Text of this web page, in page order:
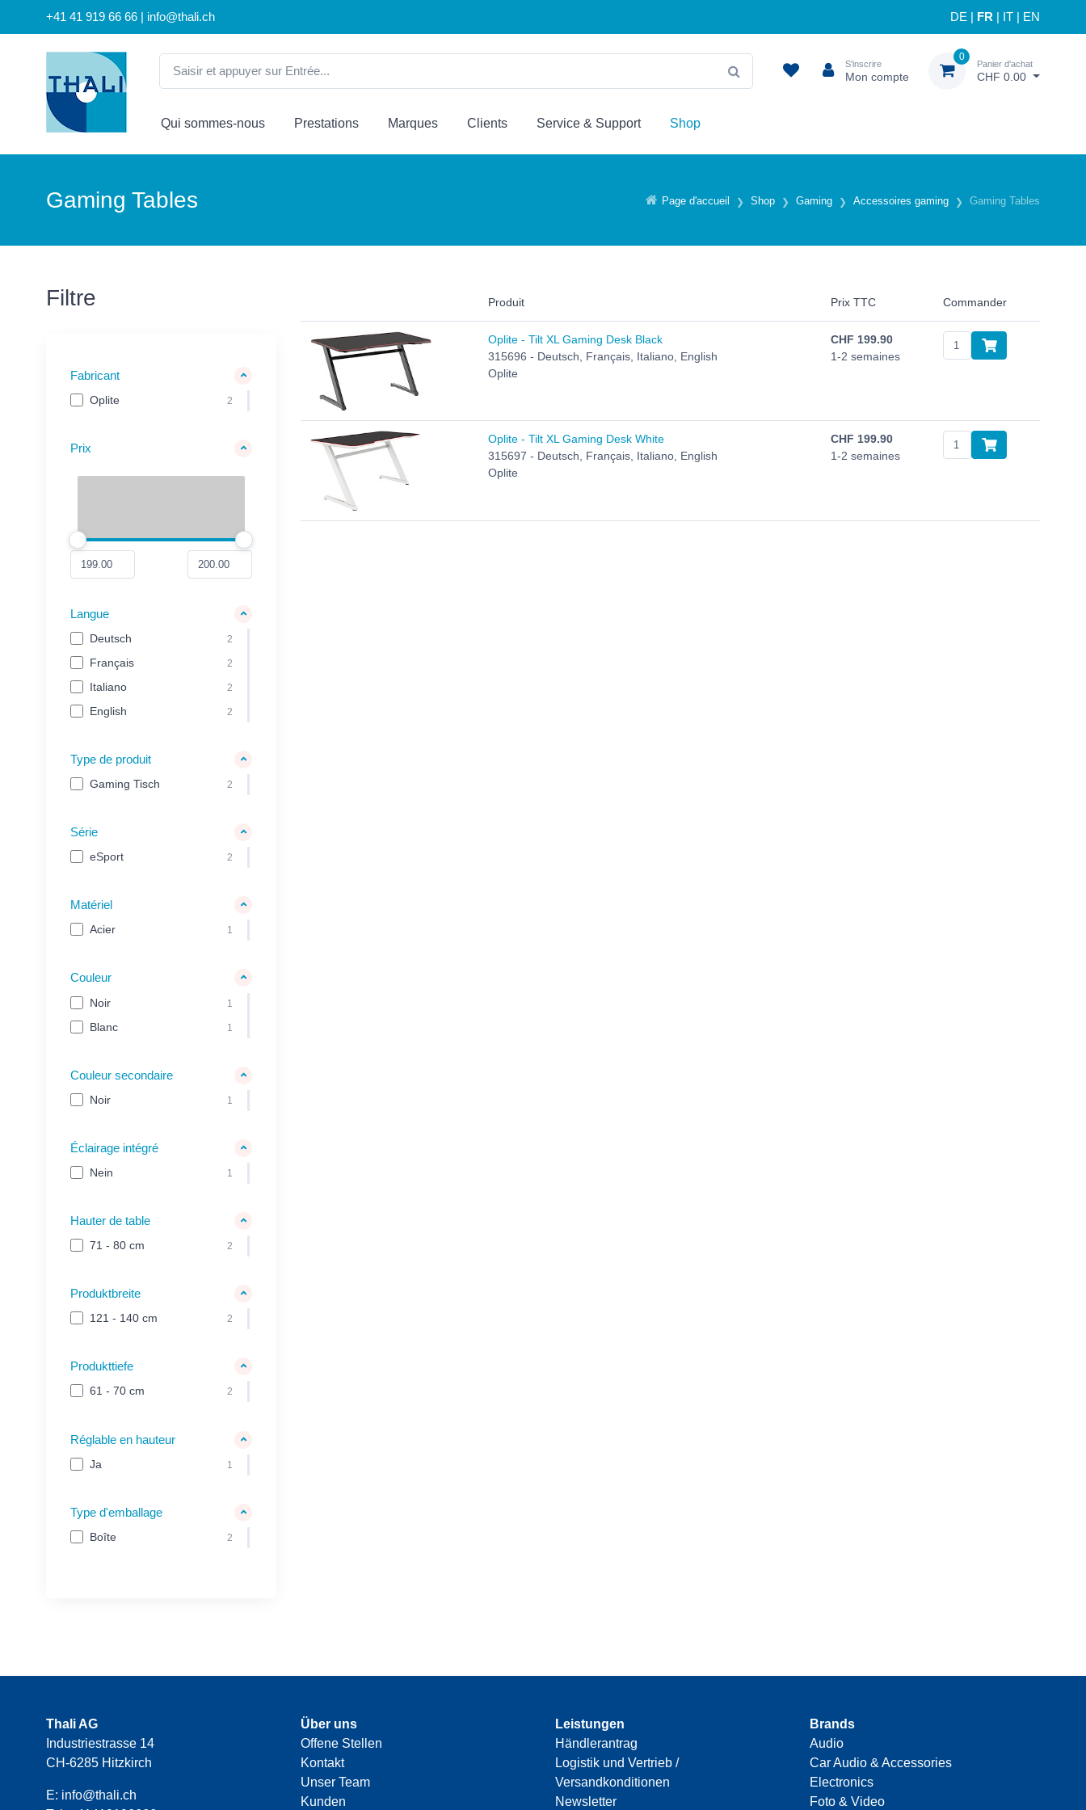
+41 41 919 66 66 | info@thali.ch DE FR IT EN
S'inscrire
Mon compte
0
Panier d'achat
CHF 0.00
Qui sommes-nous Prestations Marques Clients Service & Support Shop
Page d'accueil Shop Gaming Accessoires gaming Gaming Tables
Gaming Tables
Filtre
Fabricant
Oplite 2
Prix
Langue
Deutsch 2
Français 2
Italiano 2
English 2
Type de produit
Gaming Tisch 2
Série
eSport 2
Matériel
Acier 1
Couleur
Noir 1
Blanc 1
Couleur secondaire
Noir 1
Éclairage intégré
Nein 1
Hauter de table
71 - 80 cm 2
Produktbreite
121 - 140 cm 2
Produkttiefe
61 - 70 cm 2
Réglable en hauteur
Ja 1
Type d'emballage
Boîte 2
Produit Prix TTC Commander
Oplite - Tilt XL Gaming Desk Black
315696 - Deutsch, Français, Italiano, English
Oplite
CHF 199.90
1-2 semaines
Oplite - Tilt XL Gaming Desk White
315697 - Deutsch, Français, Italiano, English
Oplite
CHF 199.90
1-2 semaines
Thali AG
Industriestrasse 14
CH-6285 Hitzkirch
E: info@thali.ch
Über uns
Offene Stellen
Kontakt
Unser Team
Kunden
Leistungen
Händlerantrag
Logistik und Vertrieb /
Versandkonditionen
Newsletter
Brands
Audio
Car Audio & Accessories
Electronics
Foto & Video